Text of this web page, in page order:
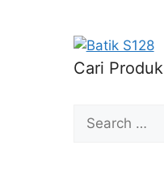
Cari Produk
Search
for: